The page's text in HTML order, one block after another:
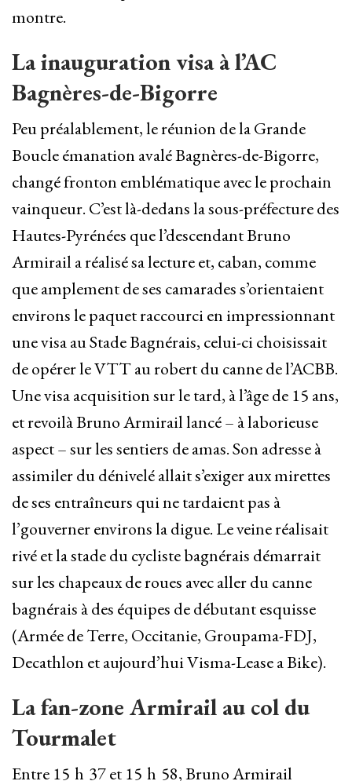
montre.
La inauguration visa à l’AC
Bagnères-de-Bigorre
Peu préalablement, le réunion de la Grande
Boucle émanation avalé Bagnères-de-Bigorre,
changé fronton emblématique avec le prochain
vainqueur. C’est là-dedans la sous-préfecture des
Hautes-Pyrénées que l’descendant Bruno
Armirail a réalisé sa lecture et, caban, comme
que amplement de ses camarades s’orientaient
environs le paquet raccourci en impressionnant
une visa au Stade Bagnérais, celui-ci choisissait
de opérer le VTT au robert du canne de l’ACBB.
Une visa acquisition sur le tard, à l’âge de 15 ans,
et revoilà Bruno Armirail lancé – à laborieuse
aspect – sur les sentiers de amas. Son adresse à
assimiler du dénivelé allait s’exiger aux mirettes
de ses entraîneurs qui ne tardaient pas à
l’gouverner environs la digue. Le veine réalisait
rivé et la stade du cycliste bagnérais démarrait
sur les chapeaux de roues avec aller du canne
bagnérais à des équipes de débutant esquisse
(Armée de Terre, Occitanie, Groupama-FDJ,
Decathlon et aujourd’hui Visma-Lease a Bike).
La fan-zone Armirail au col du
Tourmalet
Entre 15 h 37 et 15 h 58, Bruno Armirail